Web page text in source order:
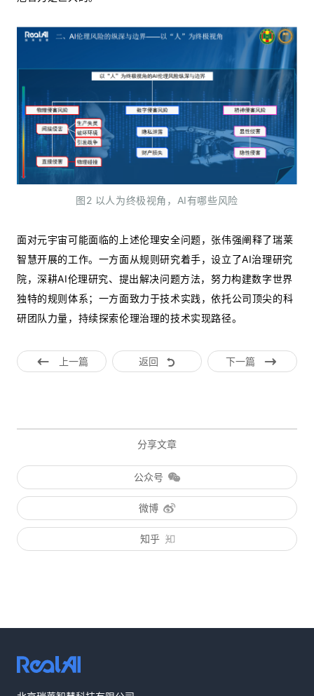
图2 以人为终极视角，AI有哪些风险
面对元宇宙可能面临的上述伦理安全问题，张伟强阐释了瑞莱
智慧开展的工作。一方面从规则研究着手，设立了AI治理研究
院，深耕AI伦理研究、提出解决问题方法，努力构建数字世界
独特的规则体系；一方面致力于技术实践，依托公司顶尖的科
研团队力量，持续探索伦理治理的技术实现路径。
上一篇 返回 下一篇
分享文章
公众号
微博
知乎